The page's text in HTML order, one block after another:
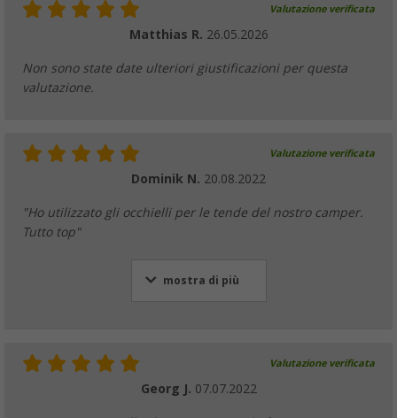
Valutazione verificata
Matthias R. 26.05.2026
Non sono state date ulteriori giustificazioni per questa
valutazione.
Valutazione verificata
Dominik N. 20.08.2022
"Ho utilizzato gli occhielli per le tende del nostro camper.
Tutto top"
mostra di più
Valutazione verificata
Georg J. 07.07.2022